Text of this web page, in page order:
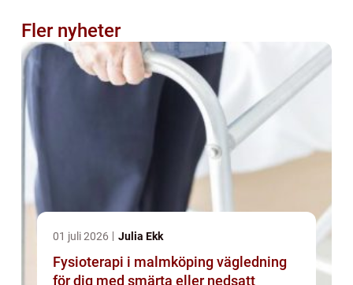
Fler nyheter
01 juli 2026 Julia Ekk
Fysioterapi i malmköping vägledning
för dig med smärta eller nedsatt